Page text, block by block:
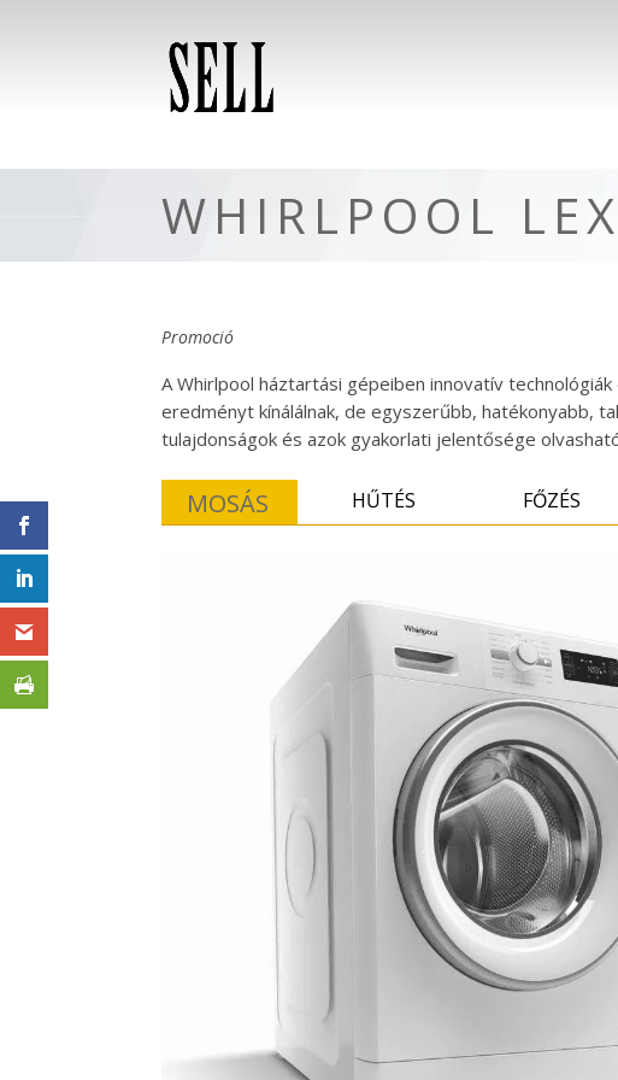
WHIRLPOOL
Promoció
A Whirlpool háztartási gépeiben innovatív
eredményt kínálálnak, de egyszerűbb, hatékonyabb,
tulajdonságok és azok gyakorlati jelentősége
MOSÁS HŰTÉS FŐZÉS